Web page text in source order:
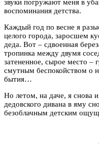
звуки погружают меня в
воспоминания детства.
Каждый год по весне я
целого города, заросшем
деда. Вот – сдвоенная
тропинка между двумя
затененное, сырое место –
смутным беспокойством о
бытия…
Но летом, на даче, я снова
дедовского дивана в яму
безоблачным детским